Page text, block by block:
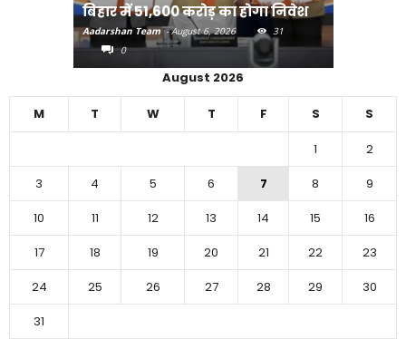
बिहार में 51,600 करोड़ का होगा निवेश
Aadarshan Team - August 6, 2026
31
0
August 2026
M T W T F S S
1
2
3
4 5 6 7 8
9
10
11 12 13 14 15
16
17
18 19 20 21 22
23
24
25 26 27 28 29
30
31